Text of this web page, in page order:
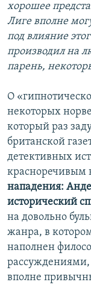
хорошее
Лиге вполне
под влияние
производил на
парень,
О
некоторых
который раз
британской
детективных
красноречивым
нападения:
исторический
на довольно
жанра, в
наполнен
вполне